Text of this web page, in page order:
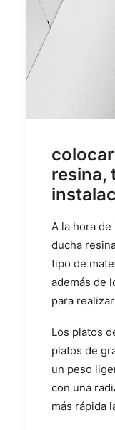
resina,
A la hora
ducha
tipo de
además de
para
Los platos
platos de
un peso
con una
más rápida